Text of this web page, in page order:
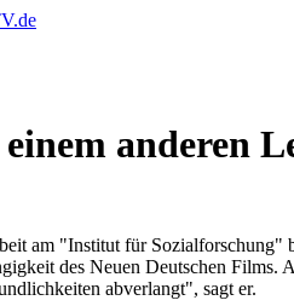
anderen
am "Institut für
des Neuen Deutschen
abverlangt", sagt er.